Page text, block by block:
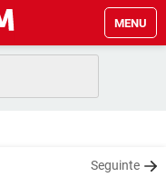
MENU
Seguinte